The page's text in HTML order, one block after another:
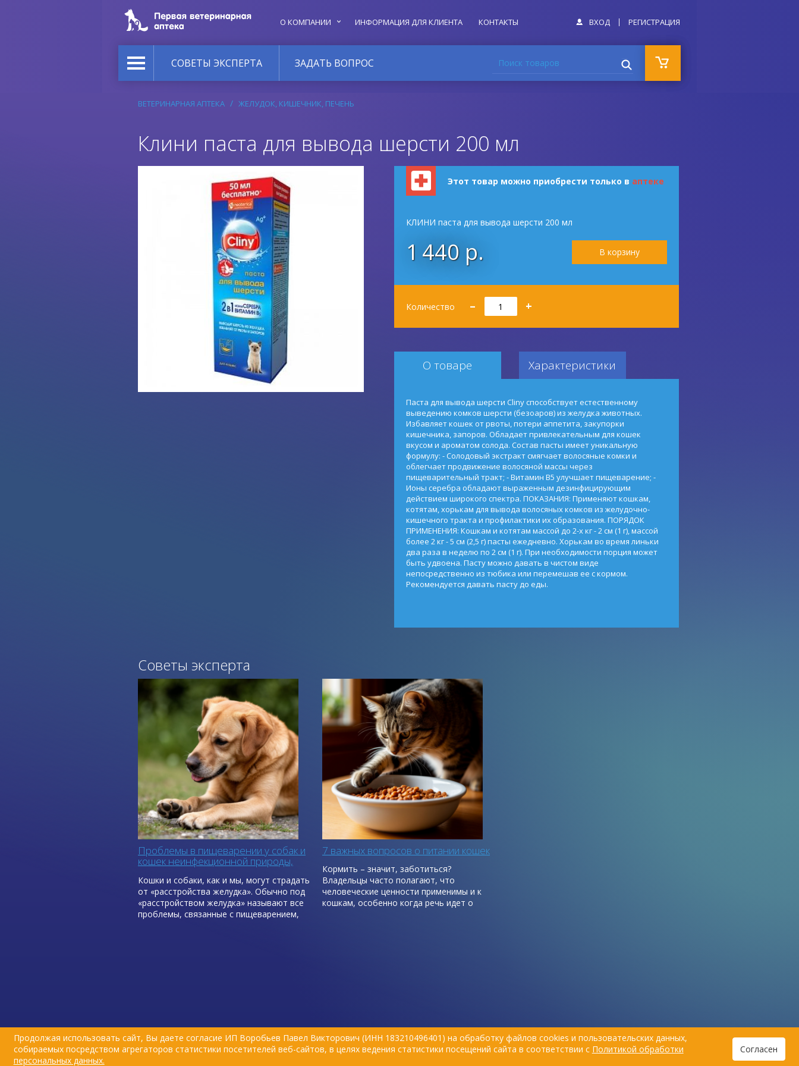
Продолжая использовать сайт, Вы даете согласие ИП Воробьев Павел Викторович (ИНН 183210496401) на обработку файлов cookies и пользовательских данных,
собираемых посредством агрегаторов статистики посетителей веб-сайтов, в целях ведения статистики посещений сайта в соответствии с Политикой обработки
персональных данных.
Согласен
О КОМПАНИИ ИНФОРМАЦИЯ ДЛЯ КЛИЕНТА КОНТАКТЫ ВХОД РЕГИСТРАЦИЯ
СОВЕТЫ ЭКСПЕРТА ЗАДАТЬ ВОПРОС Поиск товаров
ВЕТЕРИНАРНАЯ АПТЕКА ЖЕЛУДОК, КИШЕЧНИК, ПЕЧЕНЬ
Клини паста для вывода шерсти 200 мл
Этот товар можно приобрести только в аптеке
КЛИНИ паста для вывода шерсти 200 мл
1 440 р.
Количество
Количество
– +
О товаре Характеристики
Паста для вывода шерсти Cliny способствует естественному
выведению комков шерсти (безоаров) из желудка животных.
Избавляет кошек от рвоты, потери аппетита, закупорки
кишечника, запоров. Обладает привлекательным для кошек
вкусом и ароматом солода. Состав пасты имеет уникальную
формулу: - Солодовый экстракт смягчает волосяные комки и
облегчает продвижение волосяной массы через
пищеварительный тракт; - Витамин B5 улучшает пищеварение; -
Ионы серебра обладают выраженным дезинфицирующим
действием широкого спектра. ПОКАЗАНИЯ: Применяют кошкам,
котятам, хорькам для вывода волосяных комков из желудочно-
кишечного тракта и профилактики их образования. ПОРЯДОК
ПРИМЕНЕНИЯ: Кошкам и котятам массой до 2-х кг - 2 см (1 г), массой
более 2 кг - 5 см (2,5 г) пасты ежедневно. Хорькам во время линьки
два раза в неделю по 2 см (1 г). При необходимости порция может
быть удвоена. Пасту можно давать в чистом виде
непосредственно из тюбика или перемешав ее с кормом.
Рекомендуется давать пасту до еды.
Советы эксперта
Проблемы в пищеварении у собак и
кошек неинфекционной природы,
первая помощь
Кошки и собаки, как и мы, могут страдать
от «расстройства желудка». Обычно под
«расстройством желудка» называют все
проблемы, связанные с пищеварением,
7 важных вопросов о питании кошек
Кормить – значит, заботиться?
Владельцы часто полагают, что
человеческие ценности применимы и к
кошкам, особенно когда речь идет о